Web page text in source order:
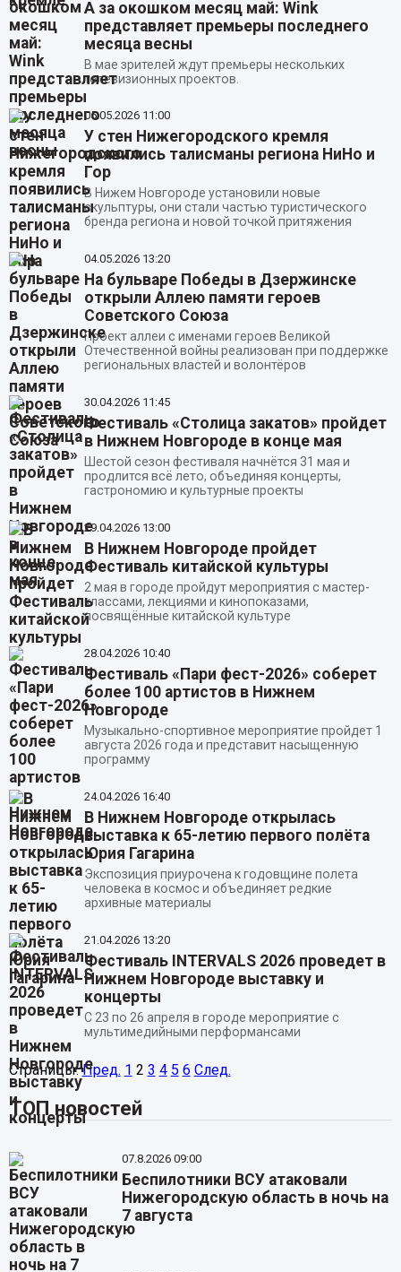
А за окошком месяц май: Wink
представляет премьеры последнего
месяца весны
В мае зрителей ждут премьеры нескольких
телевизионных проектов.
05.05.2026 11:00
У стен Нижегородского кремля
появились талисманы региона НиНо и
Гор
В Нижем Новгороде установили новые
скульптуры, они стали частью туристического
бренда региона и новой точкой притяжения
04.05.2026 13:20
На бульваре Победы в Дзержинске
открыли Аллею памяти героев
Советского Союза
Проект аллеи с именами героев Великой
Отечественной войны реализован при поддержке
региональных властей и волонтёров
30.04.2026 11:45
Фестиваль «Столица закатов» пройдет
в Нижнем Новгороде в конце мая
Шестой сезон фестиваля начнётся 31 мая и
продлится всё лето, объединяя концерты,
гастрономию и культурные проекты
29.04.2026 13:00
В Нижнем Новгороде пройдет
Фестиваль китайской культуры
2 мая в городе пройдут мероприятия с мастер-
классами, лекциями и кинопоказами,
посвящённые китайской культуре
28.04.2026 10:40
Фестиваль «Пари фест-2026» соберет
более 100 артистов в Нижнем
Новгороде
Музыкально-спортивное мероприятие пройдет 1
августа 2026 года и представит насыщенную
программу
24.04.2026 16:40
В Нижнем Новгороде открылась
выставка к 65-летию первого полёта
Юрия Гагарина
Экспозиция приурочена к годовщине полета
человека в космос и объединяет редкие
архивные материалы
21.04.2026 13:20
Фестиваль INTERVALS 2026 проведет в
Нижнем Новгороде выставку и
концерты
С 23 по 26 апреля в городе мероприятие с
мультимедийными перформансами
Страницы: Пред. 1 2 3 4 5 6 След.
ТОП новостей
07.8.2026 09:00
Беспилотники ВСУ атаковали
Нижегородскую область в ночь на
7 августа